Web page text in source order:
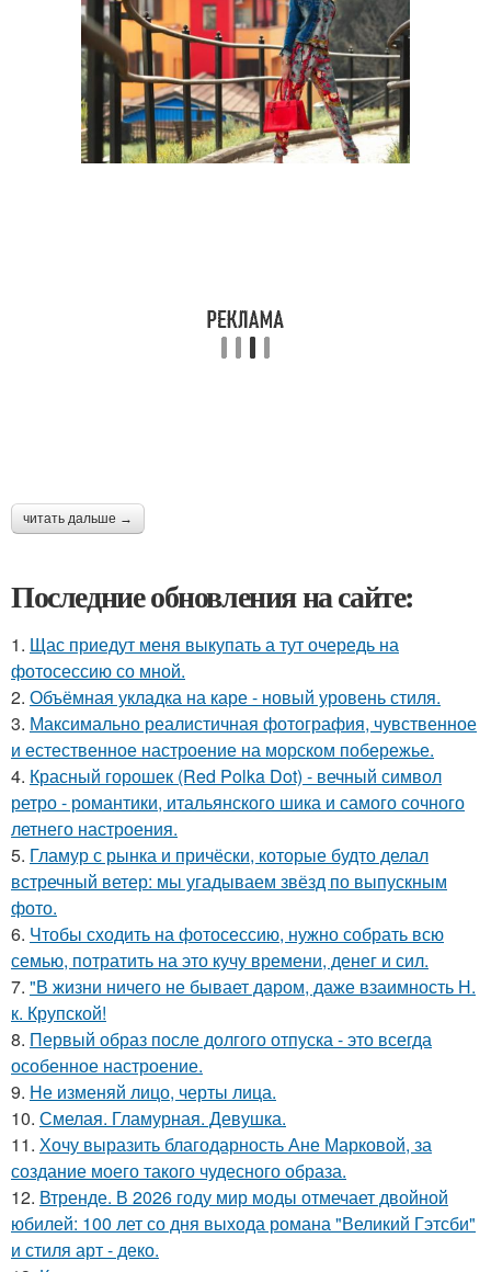
читать дальше →
Последние обновления на сайте:
1. Щас приедут меня выкупать а тут очередь на
фотосессию со мной.
2. Объёмная укладка на каре - новый уровень стиля.
3. Максимально реалистичная фотография, чувственное
и естественное настроение на морском побережье.
4. Красный горошек (Red Polka Dot) - вечный символ
ретро - романтики, итальянского шика и самого сочного
летнего настроения.
5. Гламур с рынка и причёски, которые будто делал
встречный ветер: мы угадываем звёзд по выпускным
фото.
6. Чтобы сходить на фотосессию, нужно собрать всю
семью, потратить на это кучу времени, денег и сил.
7. "В жизни ничего не бывает даром, даже взаимность Н.
к. Крупской!
8. Первый образ после долгого отпуска - это всегда
особенное настроение.
9. Не изменяй лицо, черты лица.
10. Смелая. Гламурная. Девушка.
11. Хочу выразить благодарность Ане Марковой, за
создание моего такого чудесного образа.
12. Втренде. В 2026 году мир моды отмечает двойной
юбилей: 100 лет со дня выхода романа "Великий Гэтсби"
и стиля арт - деко.